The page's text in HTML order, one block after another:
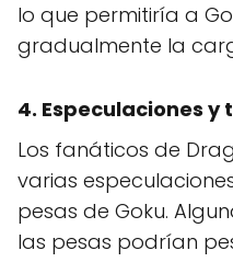
lo que permitiría a
gradualmente la
4. Especulaciones
Los fanáticos de
varias
pesas de Goku.
las pesas podrían